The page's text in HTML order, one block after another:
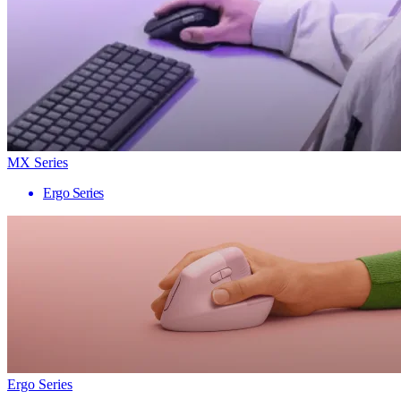
MX Series
Ergo Series
Ergo Series